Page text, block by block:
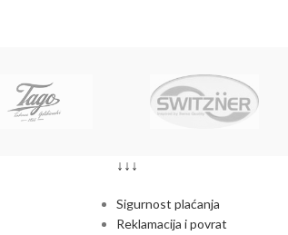
↓↓↓
Sigurnost plaćanja
Reklamacija i povrat